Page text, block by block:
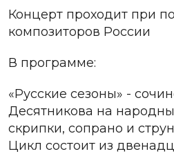
Концерт проходит при
композиторов России
В программе:
«Русские сезоны» -
Десятникова на
скрипки, сопрано и
Цикл состоит из